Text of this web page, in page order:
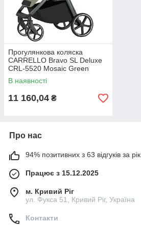
Прогулянкова коляска
CARRELLO Bravo SL Deluxe
CRL-5520 Mosaic Green
В наявності
11 160,04 ₴
Про нас
94% позитивних з 63 відгуків за рік
Працює з 15.12.2025
м. Кривий Ріг
ул. Фукса 51, Кривий Ріг, Україна
Контакти